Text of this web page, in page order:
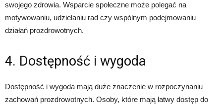
swojego zdrowia. Wsparcie społeczne może polegać na
motywowaniu, udzielaniu rad czy wspólnym podejmowaniu
działań prozdrowotnych.
4. Dostępność i wygoda
Dostępność i wygoda mają duże znaczenie w rozpoczynaniu
zachowań prozdrowotnych. Osoby, które mają łatwy dostęp do